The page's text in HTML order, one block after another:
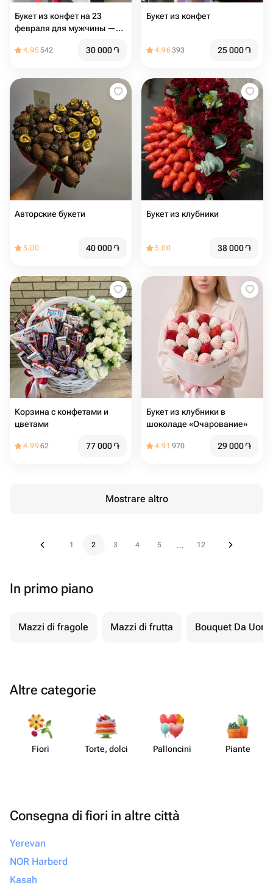
Букет из конфет на 23
февраля для мужчины —
подарок ко Дню защитника
4.95542 30 000֏
Букет из конфет
4.96393 25 000֏
Авторские букети
5.00 40 000֏
Букет из клубники
5.00 38 000֏
Корзина с конфетами и
цветами
4.9962 77 000֏
Букет из клубники в
шоколаде «Очарование»
4.91 970 29 000֏
Mostrare altro
1 2 3 4 5 ... 12
In primo piano
Mazzi di fragole Mazzi di frutta Bouquet Da
Altre categorie
Fiori Torte, dolci Pall​oncini Piante
Consegna di fiori in altre città
Yerevan
NOR Harberd
Kasah